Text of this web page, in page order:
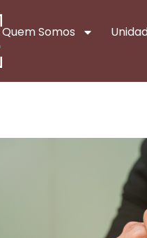
Quem Somos